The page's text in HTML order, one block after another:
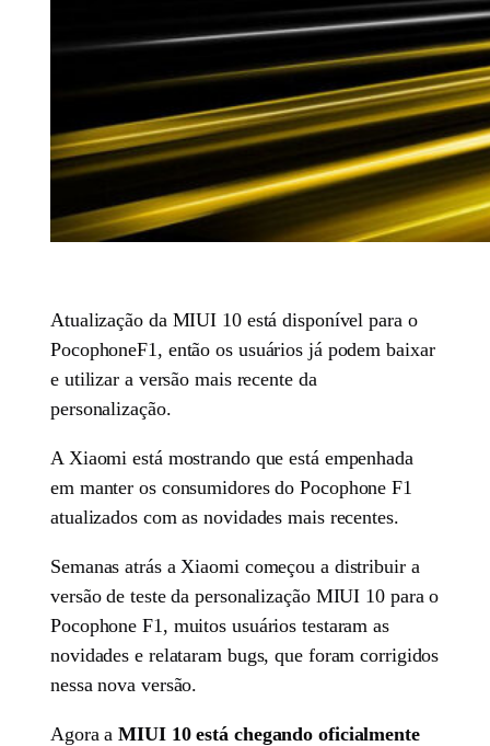
Atualização da MIUI 10 está disponível para o
PocophoneF1, então os usuários já podem baixar
e utilizar a versão mais recente da
personalização.
A Xiaomi está mostrando que está empenhada
em manter os consumidores do Pocophone F1
atualizados com as novidades mais recentes.
Semanas atrás a Xiaomi começou a distribuir a
versão de teste da personalização MIUI 10 para o
Pocophone F1, muitos usuários testaram as
novidades e relataram bugs, que foram corrigidos
nessa nova versão.
Agora aMIUI 10 está chegando oficialmente